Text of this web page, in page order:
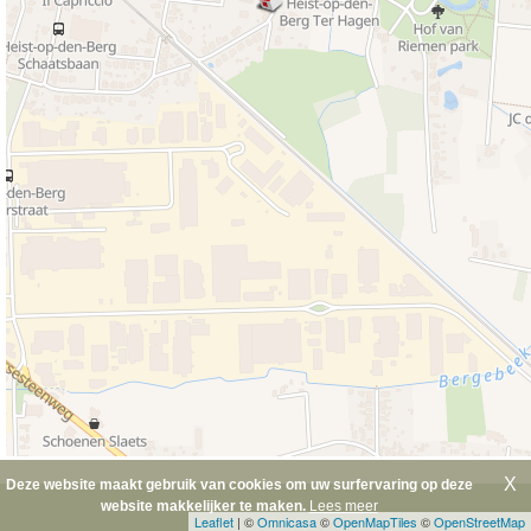
Deze website maakt gebruik van cookies om uw surfervaring op deze
website makkelijker te maken. Lees meer
X
Leaflet | ©Omnicasa©OpenMapTiles ©OpenStreetMap